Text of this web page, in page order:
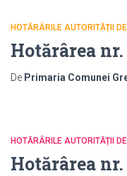
HOTĂRÂRILE AUTORITĂȚII
Hotărârea
De Primaria Comunei
HOTĂRÂRILE AUTORITĂȚII
Hotărârea